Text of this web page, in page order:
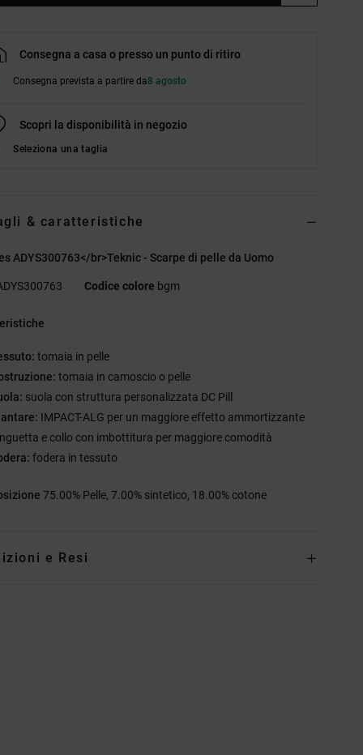
Consegna a casa o presso un punto di ritiro
Consegna prevista a partire da8 agosto
Scopri la disponibilità in negozio
Seleziona una taglia
& caratteristiche
ADYS300763</br>Teknic - Scarpe di pelle da Uomo
Codice colore bgm
tomaia in pelle
tomaia in camoscio o pelle
suola con struttura personalizzata DC Pill
IMPACT-ALG per un maggiore effetto ammortizzante
e collo con imbottitura per maggiore comodità
fodera in tessuto
75.00% Pelle, 7.00% sintetico, 18.00% cotone
e Resi